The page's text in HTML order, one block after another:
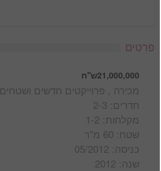
פרטים
21,000,000ש''ח
מכירה , פרוייקטים חדשים ושטחים
חדרים: 2-3
מקלחות: 1-2
שטח: 60 מ''ר
כניסה: 05/2012
שנה: 2012